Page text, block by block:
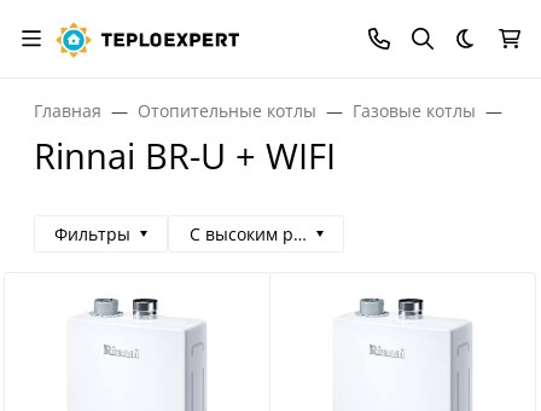
Темная
Главная Отопительные котлы Газовые котлы
Rinnai BR-U + WIFI
Фильтры С высоким рейтингом